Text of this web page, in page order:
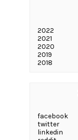
2022
2021
2020
2019
2018
facebook
twitter
linkedin